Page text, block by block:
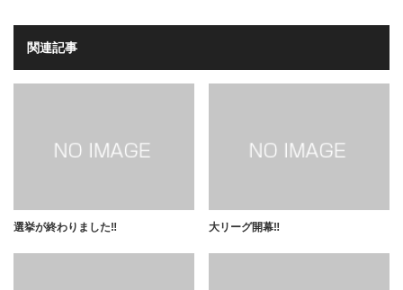
関連記事
選挙が終わりました‼️ 大リーグ開幕‼️